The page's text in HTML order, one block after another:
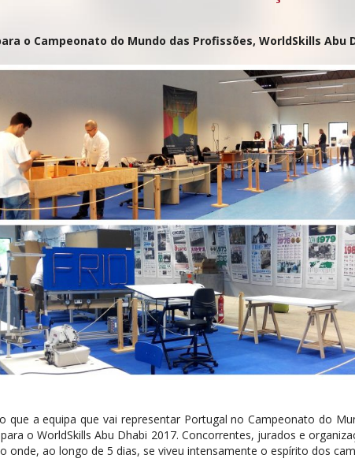
o Campeonato do Mundo das Profissões, WorldSkills Abu
que a equipa que vai representar Portugal no Campeonato do
o WorldSkills Abu Dhabi 2017. Concorrentes, jurados e
onde, ao longo de 5 dias, se viveu intensamente o espírito dos